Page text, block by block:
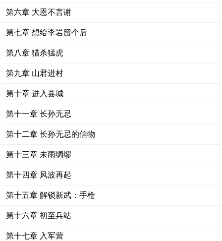
第六章 大恩不言谢
第七章 想给李岩留个后
第八章 猎杀猛虎
第九章 山君进村
第十章 进入县城
第十一章 长孙无忌
第十二章 长孙无忌的信物
第十三章 未雨绸缪
第十四章 风波再起
第十五章 解锁新武：手枪
第十六章 初至兵站
第十七章 入军营